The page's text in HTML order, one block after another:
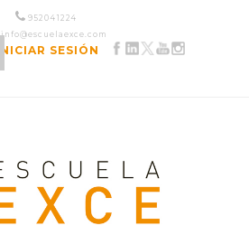
952 04 12 24
info@escuelaexce.com
SESIÓN